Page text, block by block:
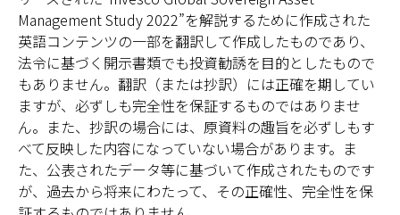
Management Study 2022”を解説するために作成された
英語コンテンツの一部を翻訳して作成したものであり、
法令に基づく開示書類でも投資勧誘を目的としたもので
もありません。翻訳（または抄訳）には正確を期してい
ますが、必ずしも完全性を保証するものではありませ
ん。また、抄訳の場合には、原資料の趣旨を必ずしもす
べて反映した内容になっていない場合があります。ま
た、公表されたデータ等に基づいて作成されたものです
が、過去から将来にわたって、その正確性、完全性を保